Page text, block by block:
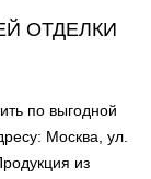
ОТДЕЛКИ
по выгодной
Москва, ул.
из